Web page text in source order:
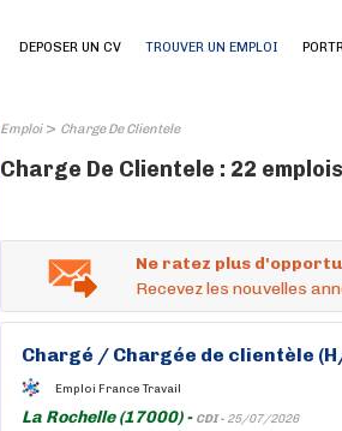
DEPOSER UN CV TROUVER UN EMPLOI
Emploi> Charge De Clientele
Charge De Clientele : 22
Ne ratez plus
Recevez les nouvelles
Chargé / Chargée de clientèle
Emploi France Travail
La Rochelle (17000) - CDI - 25/07/2026